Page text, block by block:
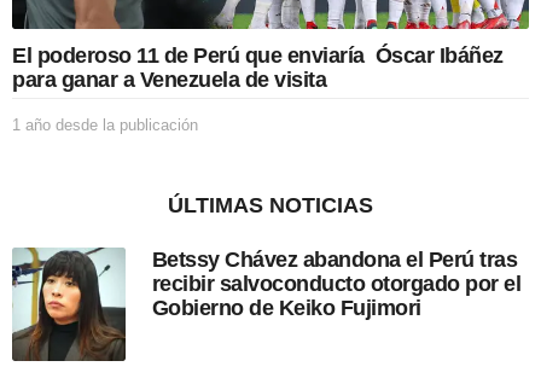
a
El poderoso 11 de Perú que enviaría Óscar Ibáñez
para ganar a Venezuela de visita
1 año desde la publicación
d
s
d
e
ÚLTIMAS NOTICIAS
Betssy Chávez abandona el Perú tras
recibir salvoconducto otorgado por el
Gobierno de Keiko Fujimori